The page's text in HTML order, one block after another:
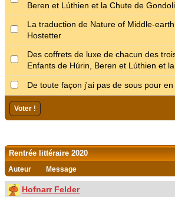
Beren et Lúthien et la Chute de
La traduction de Nature of Middle-
Hostetter
Des coffrets de luxe de chacun des
Enfants de Húrin, Beren et Lúthien et
De toute façon j'ai pas de sous pour
Rentrée littéraire 2020
Auteur Message
Hofnarr Felder